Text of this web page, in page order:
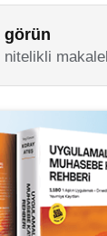
görün